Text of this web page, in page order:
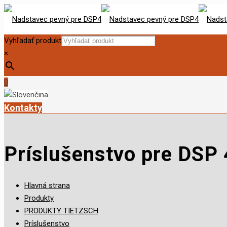
Vyhľadať produkt
×
0
Kontakty
Príslušenstvo pre DSP
Hlavná strana
Produkty
PRODUKTY TIETZSCH
Príslušenstvo